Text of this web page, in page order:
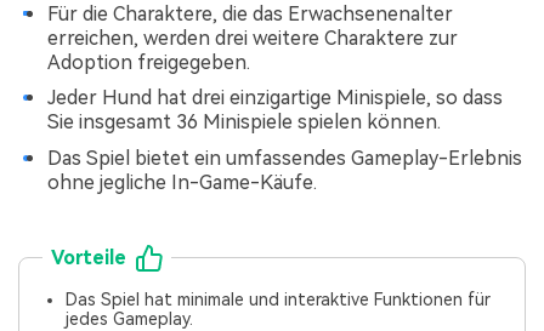
Für die Charaktere, die das Erwachsenenalter
erreichen, werden drei weitere Charaktere zur
Adoption freigegeben.
Jeder Hund hat drei einzigartige Minispiele, so dass
Sie insgesamt 36 Minispiele spielen können.
Das Spiel bietet ein umfassendes Gameplay-Erlebnis
ohne jegliche In-Game-Käufe.
Vorteile
Das Spiel hat minimale und interaktive Funktionen für
jedes Gameplay.